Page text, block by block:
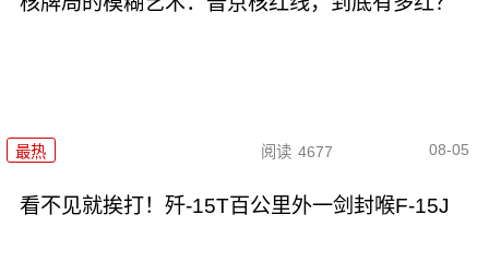
最热 阅读 4677 08-05
看不见就挨打！歼-15T百公里外一剑封喉F-15J